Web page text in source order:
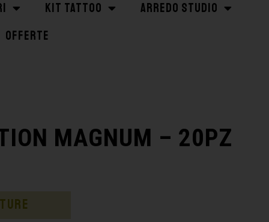
KIT TATTOO
ARREDO STUDIO
OFFERTE
MAGNUM – 20PZ